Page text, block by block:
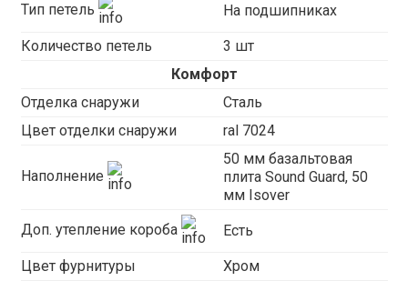
Тип петель На подшипниках
Количество петель
3 шт
Комфорт
Отделка снаружи
Сталь
Цвет отделки снаружи
ral 7024
Наполнение
50 мм базальтовая
плита Sound Guard, 50
мм Isover
Доп. утепление короба Есть
Цвет фурнитуры Хром